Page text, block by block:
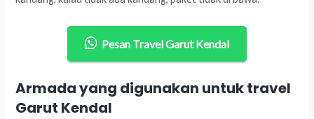
Pesan Travel Garut Kendal
Armada yang digunakan untuk travel
Garut Kendal